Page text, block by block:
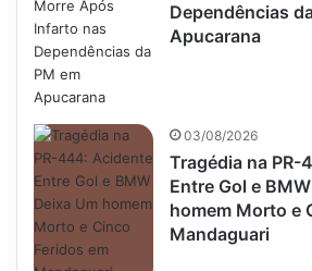
Dependências
Apucarana
03/08/2026
Tragédia na
Entre Gol e
homem Morto e
Mandaguari